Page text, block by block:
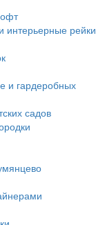
интерьерные рейки
и гардеробных
садов